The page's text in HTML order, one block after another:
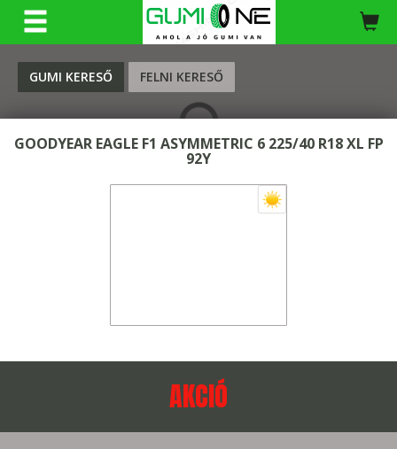
GUMI KERESŐ FELNI KERESŐ
KERESÉS
GOODYEAR EAGLE F1 ASYMMETRIC 6 225/40 R18 XL FP
92Y
AKCIÓ